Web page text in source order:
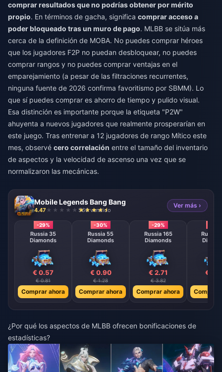
comprar resultados que no podrías obtener por mérito
propio. En términos de gacha, significa comprar acceso a
poder bloqueado tras un muro de pago. MLBB se sitúa más
cerca de la definición de MOBA. No puedes comprar héroes
que los jugadores F2P no puedan desbloquear, no puedes
comprar rangos y no puedes comprar ventajas en el
emparejamiento (a pesar de las filtraciones recurrentes,
ninguna fuente de 2026 confirma favoritismo por SBMM). Lo
que sí puedes comprar es ahorro de tiempo y pulido visual.
Esa distinción es importante porque la etiqueta "P2W"
ahuyenta a nuevos jugadores que realmente prosperarían en
este juego. Tras entrenar a 12 jugadores de rango Mítico este
mes, observé cero correlación entre el tamaño del inventario
de aspectos y la velocidad de ascenso una vez que se
normalizaron las mecánicas.
Mobile Legends Bang Bang
4.47 566 vendido
Ver más ›
-29%
Russia 35
Diamonds
€ 0.57
€ 0.81
Comprar ahora
-30%
Russia 55
Diamonds
€ 0.90
€ 1.28
Comprar ahora
-29%
Russia 165
Diamonds
€ 2.71
€ 3.82
Comprar ahora
Russia
€
Comprar
¿Por qué los aspectos de MLBB ofrecen bonificaciones de
estadísticas?